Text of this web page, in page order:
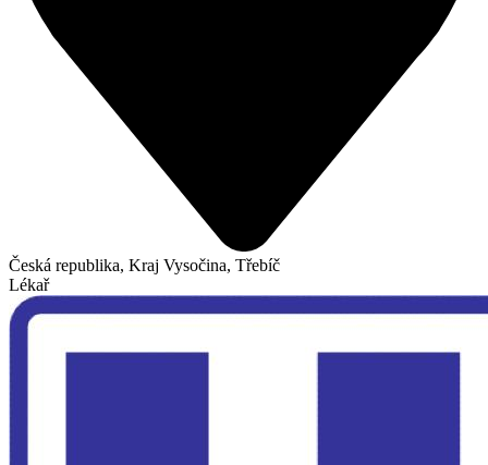
Česká republika, Kraj Vysočina, Třebíč
Lékař